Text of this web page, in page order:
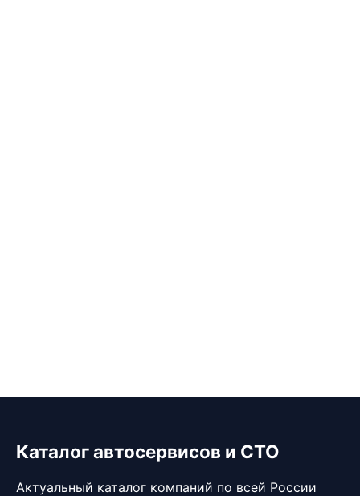
Каталог автосервисов и СТО
Актуальный каталог компаний по всей России